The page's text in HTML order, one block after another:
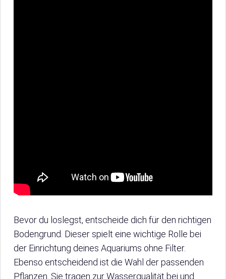
Bevor du loslegst, entscheide dich für den richtigen
Bodengrund. Dieser spielt eine wichtige Rolle bei
der Einrichtung deines Aquariums ohne Filter.
Ebenso entscheidend ist die Wahl der passenden
Pflanzen. Sie tragen zur Wasserqualität bei und